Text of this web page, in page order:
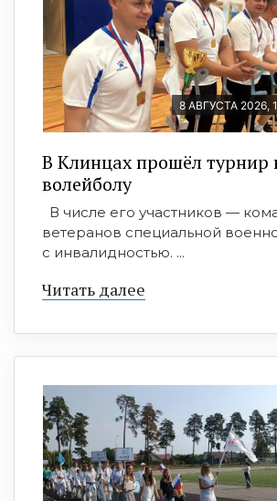
8 АВГУСТА 2026,
В Клинцах прошёл турнир
волейболу
В числе его участников —
ветеранов специальной
с инвалидностью. ...
Читать далее